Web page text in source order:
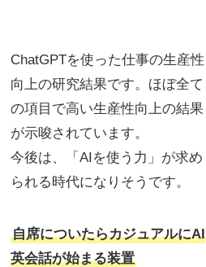
ChatGPTを使った仕事の生産性
向上の研究結果です。ほぼ全て
の項目で高い生産性向上の結果
が示唆されています。
今後は、「AIを使う力」が求め
られる時代になりそうです。
自席についたらカジュアルにAI
英会話が始まる装置